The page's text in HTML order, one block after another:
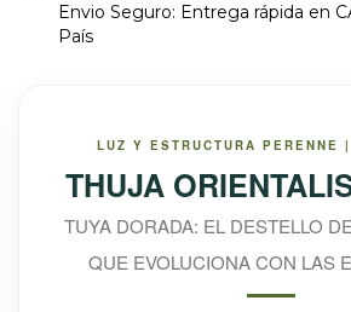
Envio Seguro: Entrega rápida en
País
LUZ Y ESTRUCTURA PERENNE
THUJA
TUYA DORADA: EL DESTELLO
QUE EVOLUCIONA CON LAS